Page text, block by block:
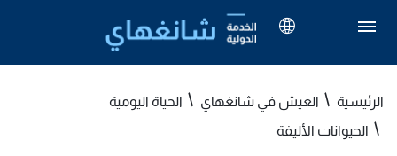
الرئيسية العيش في شانغهاي
الحياة اليومية
الحيوانات الأليفة